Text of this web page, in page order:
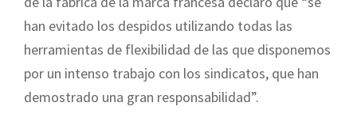
han evitado los despidos utilizando todas las
herramientas de flexibilidad de las que disponemos
por un intenso trabajo con los sindicatos, que han
demostrado una gran responsabilidad”.